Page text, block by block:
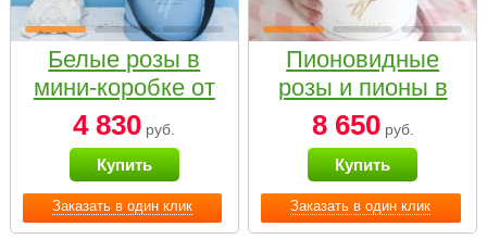
Заказать в один клик
Белые розы в
мини-коробке от
Bella Fiori
4 830 руб.
Купить
Заказать в один клик
Пионовидные
розы и пионы в
белой коробке
Small
8 650руб.
Купить